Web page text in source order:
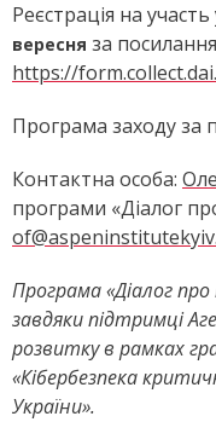
Реєстрація на
вересня за
https://
Програма заходу за
Контактна особа:
програми «Діалог
Програма «Діалог про
завдяки підтримці
розвитку в рамках
«Кібербезпека
України».